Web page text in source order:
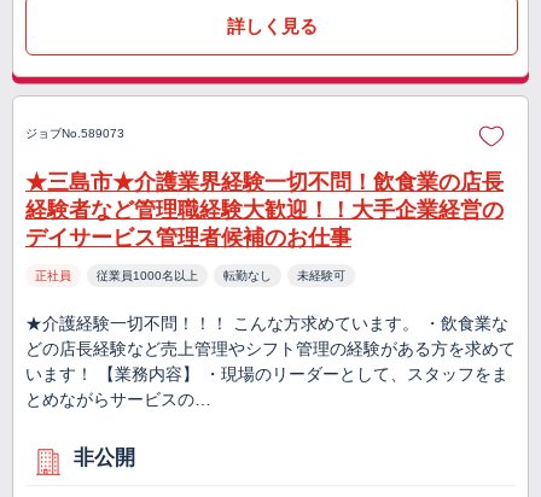
詳しく見る
ジョブNo.589073
★三島市★介護業界経験一切不問！飲食業の店長
経験者など管理職経験大歓迎！！大手企業経営の
デイサービス管理者候補のお仕事
正社員 従業員1000名以上 転勤なし 未経験可
★介護経験一切不問！！！ こんな方求めています。 ・飲食業な
どの店長経験など売上管理やシフト管理の経験がある方を求めて
います！ 【業務内容】 ・現場のリーダーとして、スタッフをま
とめながらサービスの…
非公開